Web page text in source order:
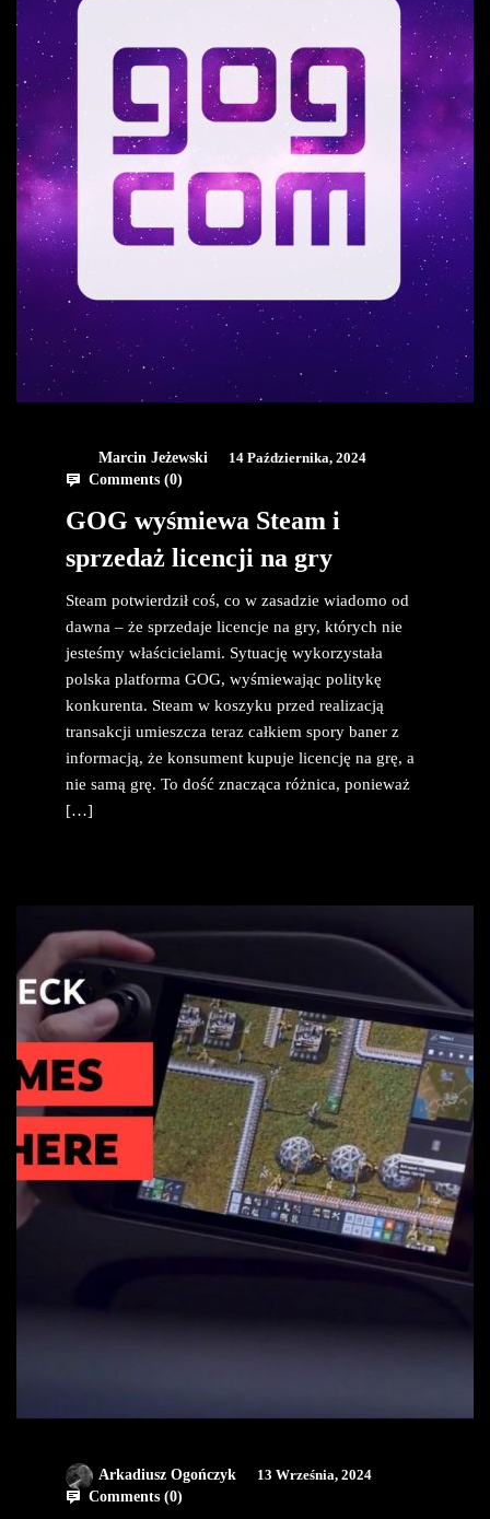
Marcin Jeżewski
14 Października, 2024
Comments (0)
GOG wyśmiewa Steam i
sprzedaż licencji na gry
Steam potwierdził coś, co w zasadzie wiadomo od
dawna – że sprzedaje licencje na gry, których nie
jesteśmy właścicielami. Sytuację wykorzystała
polska platforma GOG, wyśmiewając politykę
konkurenta. Steam w koszyku przed realizacją
transakcji umieszcza teraz całkiem spory baner z
informacją, że konsument kupuje licencję na grę, a
nie samą grę. To dość znacząca różnica, ponieważ
[…]
Arkadiusz Ogończyk
13 Września, 2024
Comments (0)